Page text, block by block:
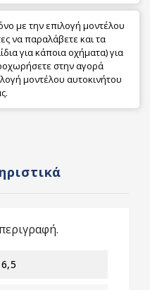
με την επιλογή μοντέλου
να παραλάβετε και τα
για κάποια οχήματα) για
στην αγορά
μοντέλου αυτοκινήτου
6,5